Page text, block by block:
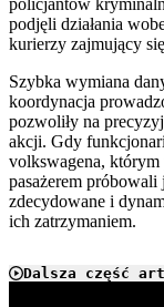
policjantów
podjęli działania
kurierzy zajmujący
Szybka wymiana
koordynacja
pozwoliły na
akcji. Gdy
volkswagena,
pasażerem
zdecydowane i
ich zatrzymaniem.
Dalsza część